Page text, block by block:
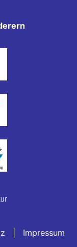
Impressum